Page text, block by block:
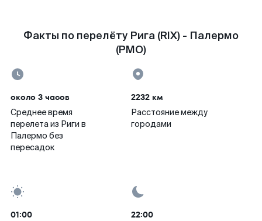
Факты по перелёту Рига (RIX) - Палермо
(PMO)
около 3 часов
Среднее время
перелета из Риги в
Палермо без
пересадок
2232 км
Расстояние между
городами
01:00 22:00